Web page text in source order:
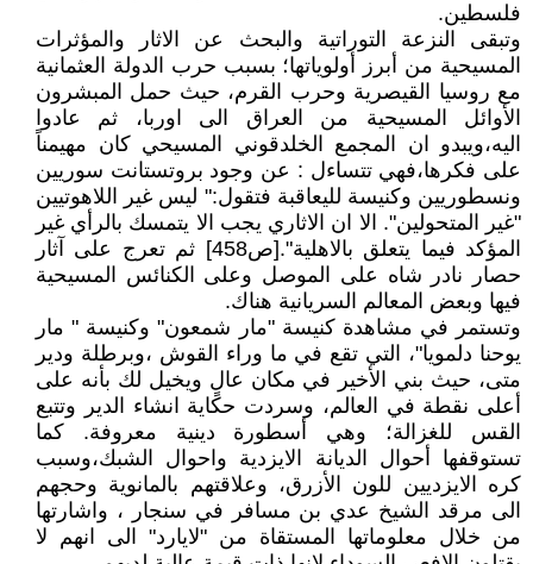
فلسطين.
وتبقى النزعة التوراتية والبحث عن الاثار والمؤثرات
المسيحية من أبرز أولوياتها؛ بسبب حرب الدولة العثمانية
مع روسيا القيصرية وحرب القرم، حيث حمل المبشرون
الأوائل المسيحية من العراق الى اوربا، ثم عادوا
اليه،ويبدو ان المجمع الخلدقوني المسيحي كان مهيمناً
على فكرها،فهي تتساءل : عن وجود بروتستانت سوريين
ونسطوريين وكنيسة لليعاقبة فتقول:" ليس غير اللاهوتيين
"غير المتحولين". الا ان الاثاري يجب الا يتمسك بالرأي غير
المؤكد فيما يتعلق بالاهلية".[ص458] ثم تعرج على آثار
حصار نادر شاه على الموصل وعلى الكنائس المسيحية
فيها وبعض المعالم السريانية هناك.
وتستمر في مشاهدة كنيسة "مار شمعون" وكنيسة " مار
يوحنا دلمويا"، التي تقع في ما وراء القوش ،وبرطلة ودير
متى، حيث بني الأخير في مكان عالٍ ويخيل لك بأنه على
أعلى نقطة في العالم، وسردت حكاية انشاء الدير وتتبع
القس للغزالة؛ وهي أسطورة دينية معروفة. كما
تستوقفها أحوال الديانة الايزدية واحوال الشبك،وسبب
كره الايزديين للون الأزرق، وعلاقتهم بالمانوية وحجهم
الى مرقد الشيخ عدي بن مسافر في سنجار ، واشارتها
من خلال معلوماتها المستقاة من "لايارد" الى انهم لا